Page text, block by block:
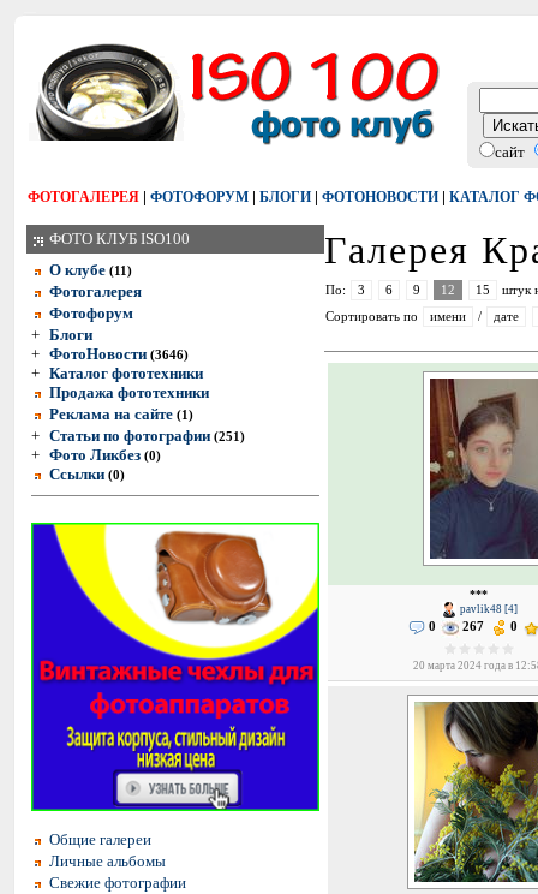
сайт
ФОТОГАЛЕРЕЯ | ФОТОФОРУМ | БЛОГИ | ФОТОНОВОСТИ | КАТАЛОГ
ФОТО КЛУБ ISO100
О клубе (11)
Фотогалерея
Фотофорум
+ Блоги
+ ФотоНовости (3646)
+ Каталог фототехники
Продажа фототехники
Реклама на сайте (1)
+ Статьи по фотографии (251)
+ Фото Ликбез (0)
Ссылки (0)
Общие галереи
Личные альбомы
Свежие фотографии
Галерея
По: 3 6 9 12 15
штук
Сортировать по
имени / дате
***
pavlik48 [4]
0 267 0
20 марта 2024 года в